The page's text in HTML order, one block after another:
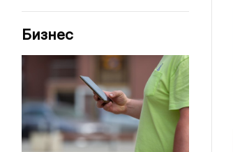
Бизнес